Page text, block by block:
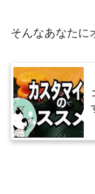
そんなあなたに